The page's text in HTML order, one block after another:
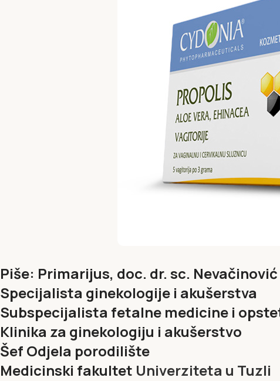
Piše: Primarijus, doc. dr. sc. Nevačinović
Specijalista ginekologije i akušerstva
Subspecijalista fetalne medicine i
Klinika za ginekologiju i akušerstvo
Šef Odjela porodilište
Medicinski fakultet Univerziteta u Tuzli